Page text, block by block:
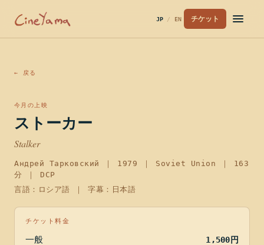
JP / EN チケット
← 戻る
今月の上映
ストーカー
Stalker
Андрей Тарковский ｜ 1979 ｜ Soviet Union ｜ 163
分
｜ DCP
言語：ロシア語 ｜ 字幕：日本語
チケット料金
一般
1,500円